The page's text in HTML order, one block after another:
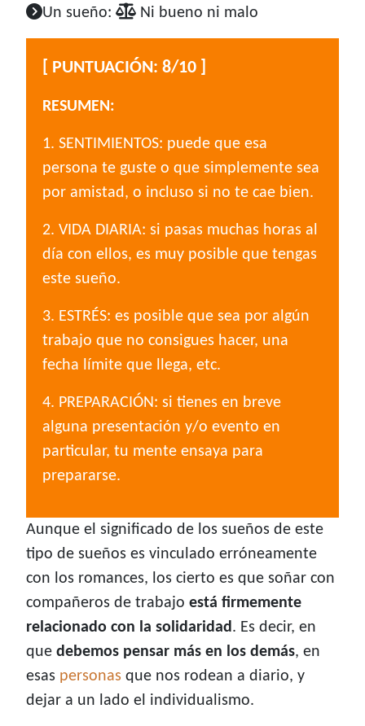
Un sueño: Ni bueno ni malo
[ PUNTUACIÓN: 8/10 ]
RESUMEN:
1. SENTIMIENTOS: puede que esa
persona te guste o que simplemente sea
por amistad, o incluso si no te cae bien.
2. VIDA DIARIA: si pasas muchas horas al
día con ellos, es muy posible que tengas
este sueño.
3. ESTRÉS: es posible que sea por algún
trabajo que no consigues hacer, una
fecha límite que llega, etc.
4. PREPARACIÓN: si tienes en breve
alguna presentación y/o evento en
particular, tu mente ensaya para
prepararse.
Aunque el significado de los sueños de este
tipo de sueños es vinculado erróneamente
con los romances, los cierto es que soñar con
compañeros de trabajo está firmemente
relacionado con la solidaridad. Es decir, en
que debemos pensar más en los demás, en
esas personas que nos rodean a diario, y
dejar a un lado el individualismo.